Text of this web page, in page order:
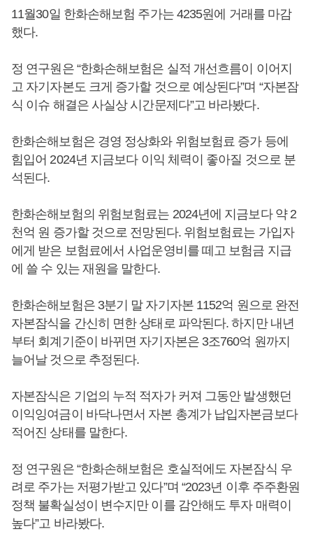
11월30일 한화손해보험 주가는 4235원에 거래를 마감
했다.
정 연구원은 “한화손해보험은 실적 개선흐름이 이어지
고 자기자본도 크게 증가할 것으로 예상된다”며 “자본잠
식 이슈 해결은 사실상 시간문제다”고 바라봤다.
한화손해보험은 경영 정상화와 위험보험료 증가 등에
힘입어 2024년 지금보다 이익 체력이 좋아질 것으로 분
석된다.
한화손해보험의 위험보험료는 2024년에 지금보다 약 2
천억 원 증가할 것으로 전망된다. 위험보험료는 가입자
에게 받은 보험료에서 사업운영비를 떼고 보험금 지급
에 쓸 수 있는 재원을 말한다.
한화손해보험은 3분기 말 자기자본 1152억 원으로 완전
자본잠식을 간신히 면한 상태로 파악된다. 하지만 내년
부터 회계기준이 바뀌면 자기자본은 3조760억 원까지
늘어날 것으로 추정된다.
자본잠식은 기업의 누적 적자가 커져 그동안 발생했던
이익잉여금이 바닥나면서 자본 총계가 납입자본금보다
적어진 상태를 말한다.
정 연구원은 “한화손해보험은 호실적에도 자본잠식 우
려로 주가는 저평가받고 있다”며 “2023년 이후 주주환원
정책 불확실성이 변수지만 이를 감안해도 투자 매력이
높다”고 바라봤다.